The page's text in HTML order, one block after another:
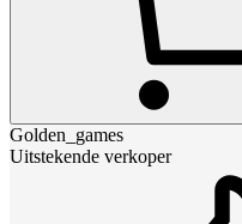
Golden_games
Uitstekende verkoper